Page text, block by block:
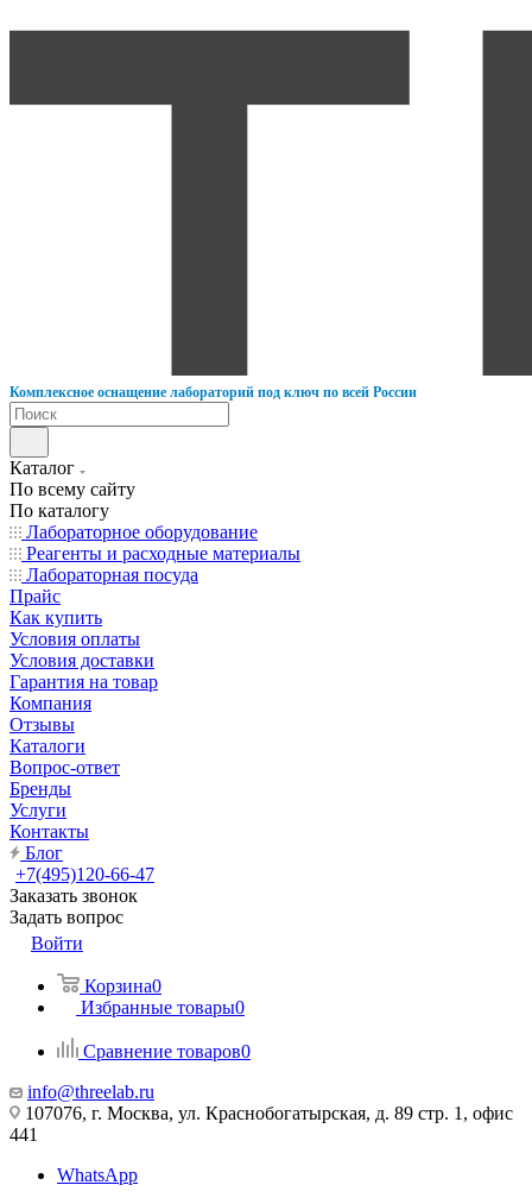
Комплексное оснащение лабораторий под ключ по всей России
Каталог
По всему сайту
По каталогу
Лабораторное оборудование
Реагенты и расходные материалы
Лабораторная посуда
Прайс
Как купить
Условия оплаты
Условия доставки
Гарантия на товар
Компания
Отзывы
Каталоги
Вопрос-ответ
Бренды
Услуги
Контакты
Блог
+7(495)120-66-47
Заказать звонок
Задать вопрос
Войти
Корзина0
Избранные товары0
Сравнение товаров0
info@threelab.ru
107076, г. Москва, ул. Краснобогатырская, д. 89 стр. 1, офис
441
WhatsApp